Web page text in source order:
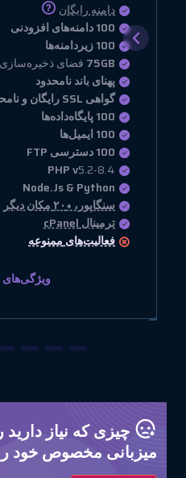
دامنه رایگان
100 دامنه‌های افزودنی
100 زیردامنه‌ها
75GB فضای ذخیره‌سازی NVMe
پهنای باند نامحدود
گواهی SSL رایگان و نامحدود
100 پایگاه‌داده‌ها
100 ایمیل‌ها
100 دسترسی FTP
PHP v5.2-8.4
Node.Js & Python
سنگاپور، +۲۰ مکان دیگر
ترمینال cPanel
فعالیت‌هایممنوعه
ویژگی‌های
چیزی که نیاز دارید
میزبانی مخصوص خود